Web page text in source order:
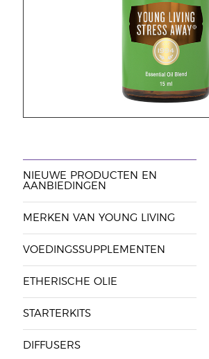
NIEUWE PRODUCTEN EN
AANBIEDINGEN
MERKEN VAN YOUNG LIVING
VOEDINGSSUPPLEMENTEN
ETHERISCHE OLIE
STARTERKITS
DIFFUSERS